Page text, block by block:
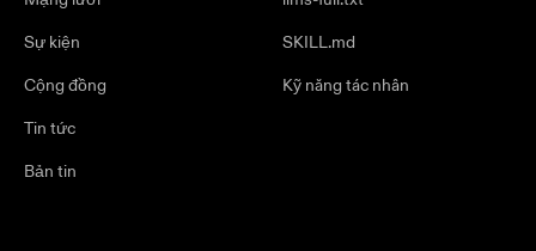
Sự kiện
Cộng đồng
Tin tức
Bản tin
SKILL.md
Kỹ năng tác nhân